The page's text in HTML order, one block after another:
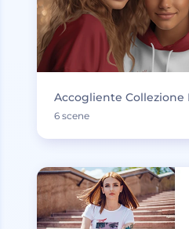
Accogliente Collezione
6 scene